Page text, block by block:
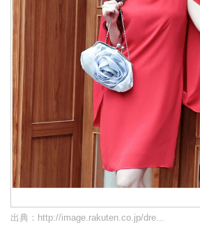
出典： http://image.rakuten.co.jp/dre...